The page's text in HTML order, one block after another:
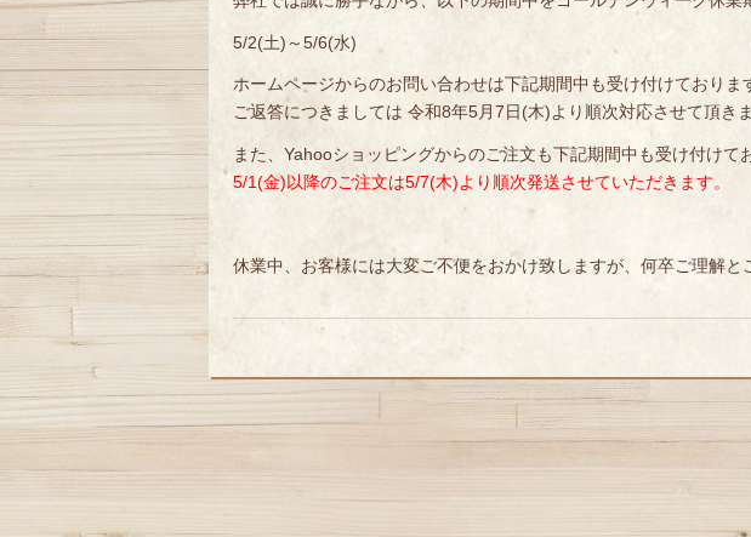
5/2(土)～5/6(水)
ホームページからのお問い合わせは下記期間中も受け付けておりま
ご返答につきましては 令和8年5月7日(木)より順次対応させて頂き
また、Yahooショッピングからのご注文も下記期間中も受け付けて
5/1(金)以降のご注文は5/7(木)より順次発送させていただきます。
休業中、お客様には大変ご不便をおかけ致しますが、何卒ご理解と